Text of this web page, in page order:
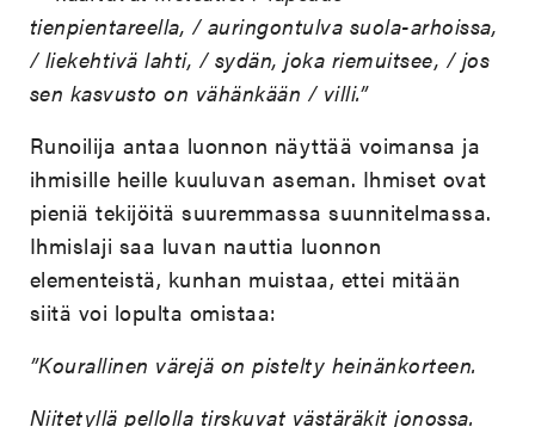
tienpientareella, / auringontulva suola-arhoissa,
/ liekehtivä lahti, / sydän, joka riemuitsee, / jos
sen kasvusto on vähänkään / villi.”
Runoilija antaa luonnon näyttää voimansa ja
ihmisille heille kuuluvan aseman. Ihmiset ovat
pieniä tekijöitä suuremmassa suunnitelmassa.
Ihmislaji saa luvan nauttia luonnon
elementeistä, kunhan muistaa, ettei mitään
siitä voi lopulta omistaa:
”Kourallinen värejä on pistelty heinänkorteen.
Niitetyllä pellolla tirskuvat västäräkit jonossa.